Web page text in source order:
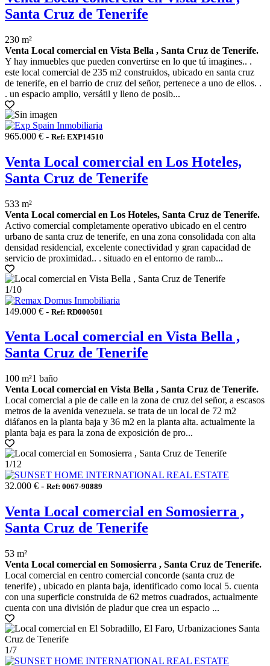
Santa Cruz de Tenerife
230 m²
Venta Local comercial en Vista Bella , Santa Cruz de Tenerife.
Y hay inmuebles que pueden convertirse en lo que tú imagines.. .
este local comercial de 235 m2 construidos, ubicado en santa cruz
de tenerife, en el barrio de cruz del señor, pertenece a uno de ellos. .
. un espacio amplio, versátil y lleno de posib...
965.000 € - Ref: EXP14510
Venta Local comercial en Los Hoteles,
Santa Cruz de Tenerife
533 m²
Venta Local comercial en Los Hoteles, Santa Cruz de Tenerife.
Activo comercial completamente operativo ubicado en el centro
urbano de santa cruz de tenerife, en una zona consolidada con alta
densidad residencial, excelente conectividad y gran capacidad de
servicio de proximidad.. . situado en el entorno de ramb...
1/10
149.000 € - Ref: RD000501
Venta Local comercial en Vista Bella ,
Santa Cruz de Tenerife
100 m²1 baño
Venta Local comercial en Vista Bella , Santa Cruz de Tenerife.
Local comercial a pie de calle en la zona de cruz del señor, a escasos
metros de la avenida venezuela. se trata de un local de 72 m2
diáfanos en la planta baja y 36 m2 en la planta alta. actualmente la
planta baja es para la zona de exposición de pro...
1/12
32.000 € - Ref: 0067-90889
Venta Local comercial en Somosierra ,
Santa Cruz de Tenerife
53 m²
Venta Local comercial en Somosierra , Santa Cruz de Tenerife.
Local comercial en centro comercial concorde (santa cruz de
tenerife) , ubicado en planta baja, identificado como local 5. cuenta
con una superficie construida de 62 metros cuadrados, actualmente
cuenta con una división de pladur que crea un espacio ...
1/7